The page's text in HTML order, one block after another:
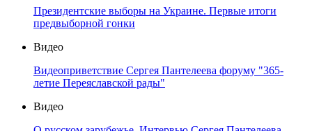
Президентские выборы на Украине. Первые итоги
предвыборной гонки
Видео
Видеоприветствие Сергея Пантелеева форуму "365-
летие Переяславской рады"
Видео